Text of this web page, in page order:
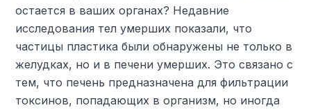
остается в ваших органах? Недавние
исследования тел умерших показали, что
частицы пластика были обнаружены не только в
желудках, но и в печени умерших. Это связано с
тем, что печень предназначена для фильтрации
токсинов, попадающих в организм, но иногда